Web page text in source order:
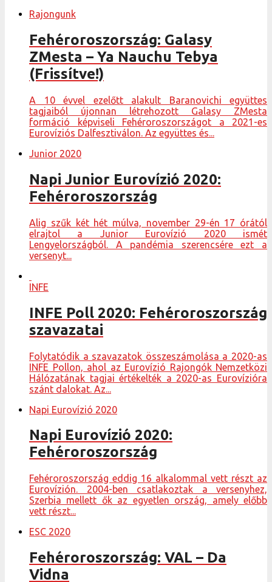
Rajongunk
Fehéroroszország: Galasy
ZMesta – Ya Nauchu Tebya
(Frissítve!)
A 10 évvel ezelőtt alakult Baranovichi együttes
tagjaiból újonnan létrehozott Galasy ZMesta
formáció képviseli Fehéroroszországot a 2021-es
Eurovíziós Dalfesztiválon. Az együttes és...
Junior 2020
Napi Junior Eurovízió 2020:
Fehéroroszország
Alig szűk két hét múlva, november 29-én 17 órától
elrajtol a Junior Eurovízió 2020 ismét
Lengyelországból. A pandémia szerencsére ezt a
versenyt...
INFE
INFE Poll 2020: Fehéroroszország
szavazatai
Folytatódik a szavazatok összeszámolása a 2020-as
INFE Pollon, ahol az Eurovízió Rajongók Nemzetközi
Hálózatának tagjai értékelték a 2020-as Eurovízióra
szánt dalokat. Az...
Napi Eurovízió 2020
Napi Eurovízió 2020:
Fehéroroszország
Fehéroroszország eddig 16 alkalommal vett részt az
Eurovízión. 2004-ben csatlakoztak a versenyhez,
Szerbia mellett ők az egyetlen ország, amely előbb
vett részt...
ESC 2020
Fehéroroszország: VAL – Da
Vidna